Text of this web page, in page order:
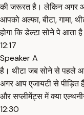
की जरूरत है। लेकिन अगर
आपको अल्फा, बीटा, गामा,
होगा कि डेल्टा सोने पे
12:17
Speaker A
है। थीटा जब सोने से पहले
अगर आप ए्जायटी से पीड़ित
और सप्लीमेंट्स में क्या
12:30